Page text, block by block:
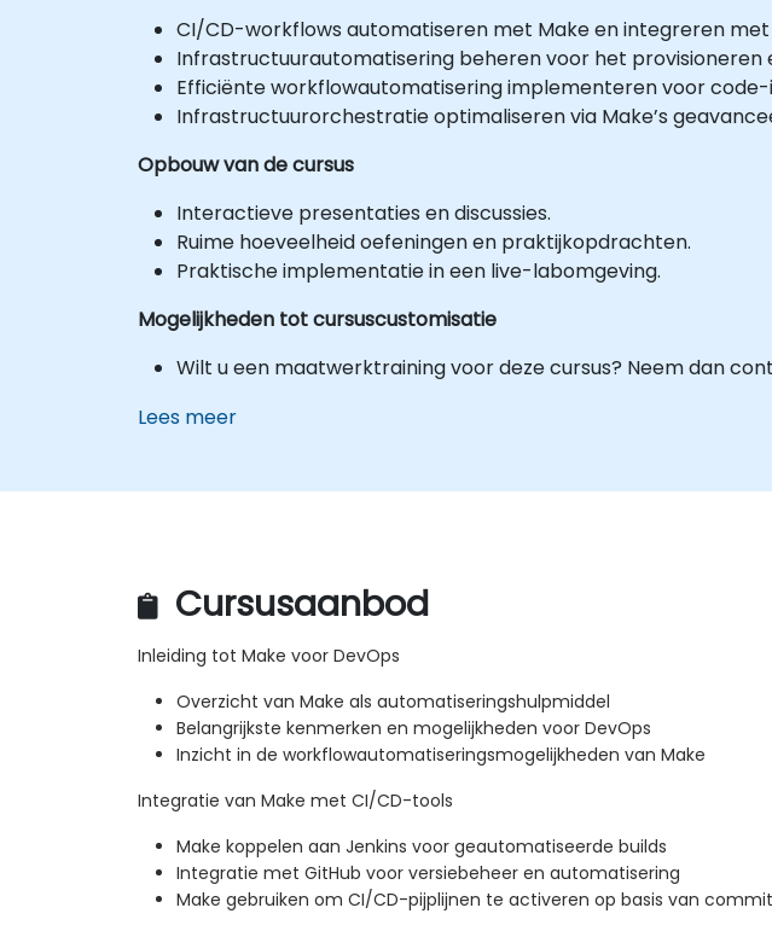
CI/CD-workflows automatiseren met Make en integreren met
Infrastructuurautomatisering beheren voor het provisioneren
Efficiënte workflowautomatisering implementeren voor
Infrastructuurorchestratie optimaliseren via Make’s
Opbouw van de cursus
Interactieve presentaties en discussies.
Ruime hoeveelheid oefeningen en praktijkopdrachten.
Praktische implementatie in een live-labomgeving.
Mogelijkheden tot cursuscustomisatie
Wilt u een maatwerktraining voor deze cursus? Neem dan
Lees meer
Cursusaanbod
Inleiding tot Make voor DevOps
Overzicht van Make als automatiseringshulpmiddel
Belangrijkste kenmerken en mogelijkheden voor DevOps
Inzicht in de workflowautomatiseringsmogelijkheden van Make
Integratie van Make met CI/CD-tools
Make koppelen aan Jenkins voor geautomatiseerde builds
Integratie met GitHub voor versiebeheer en automatisering
Make gebruiken om CI/CD-pijplijnen te activeren op basis van